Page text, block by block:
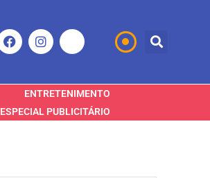
ENTRETENIMENTO
ESPECIAL PUBLICITÁRIO